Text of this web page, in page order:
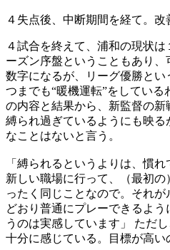
４失点後、中断期間を経て。
４試合を終えて、浦和の現状
ーズン序盤ということもあり
数字になるが、リーグ優勝と
つまでも“暖機運転”をしてい
の内容と結果から、新監督の
縛られ過ぎているようにも映る
なことはないと言う。
「縛られるというよりは、慣
新しい職場に行って、（最初の
ったく同じことなので。それ
どおり普通にプレーできるよ
うのは実感しています」 ただ
十分に感じている。目標が高い